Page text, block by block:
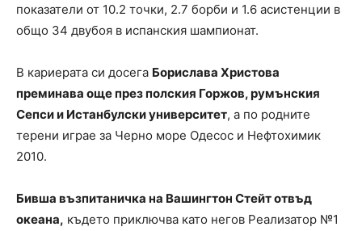
показатели от 10.2 точки, 2.7 борби и 1.6 асистенции в
общо 34 двубоя в испанския шампионат.
В кариерата си досега Борислава Христова
преминава още през полския Горжов, румънския
Сепси и Истанбулски университет, а по родните
терени играе за Черно море Одесос и Нефтохимик
2010.
Бивша възпитаничка на Вашингтон Стейт отвъд
океана, където приключва като негов Реализатор №1